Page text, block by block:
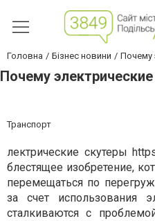
Головна Бізнес новини Почему
Почему
Транспорт
лектрические скутеры
блестящее изобретение,
перемещаться по
за счет использования
сталкиваются с